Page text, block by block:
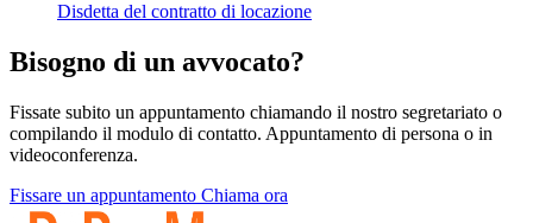
Disdetta del contratto di locazione
Bisogno di un avvocato?
Fissate subito un appuntamento chiamando il nostro segretariato o
compilando il modulo di contatto. Appuntamento di persona o in
videoconferenza.
Fissare un appuntamento Chiama ora